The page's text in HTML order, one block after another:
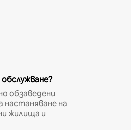
обзаведени
настаняване на
жилища и